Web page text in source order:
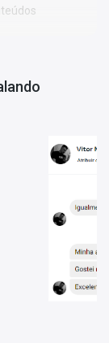
aos Cargos -
e gabarito
- Perito em
em